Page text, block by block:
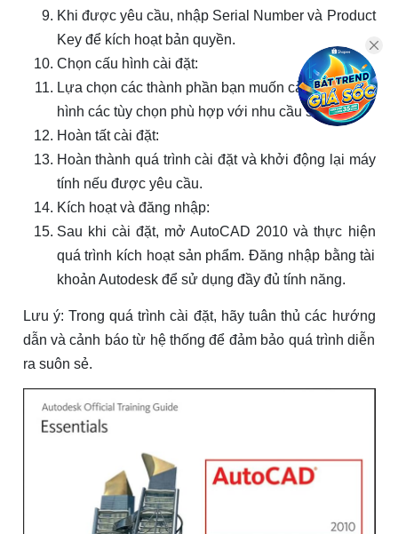
Khi được yêu cầu, nhập Serial Number và Product
Key để kích hoạt bản quyền.
Chọn cấu hình cài đặt:
Lựa chọn các thành phần bạn muốn cài đặt và cấu
hình các tùy chọn phù hợp với nhu cầu sử dụng.
Hoàn tất cài đặt:
Hoàn thành quá trình cài đặt và khởi động lại máy
tính nếu được yêu cầu.
Kích hoạt và đăng nhập:
Sau khi cài đặt, mở AutoCAD 2010 và thực hiện
quá trình kích hoạt sản phẩm. Đăng nhập bằng tài
khoản Autodesk để sử dụng đầy đủ tính năng.
Lưu ý: Trong quá trình cài đặt, hãy tuân thủ các hướng
dẫn và cảnh báo từ hệ thống để đảm bảo quá trình diễn
ra suôn sẻ.